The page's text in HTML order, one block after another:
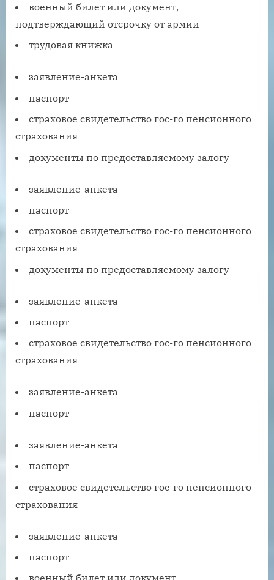
военный билет или документ,
подтверждающий отсрочку от армии
трудовая книжка
заявление-анкета
паспорт
страховое свидетельство гос-го пенсионного
страхования
документы по предоставляемому залогу
заявление-анкета
паспорт
страховое свидетельство гос-го пенсионного
страхования
документы по предоставляемому залогу
заявление-анкета
паспорт
страховое свидетельство гос-го пенсионного
страхования
заявление-анкета
паспорт
заявление-анкета
паспорт
страховое свидетельство гос-го пенсионного
страхования
заявление-анкета
паспорт